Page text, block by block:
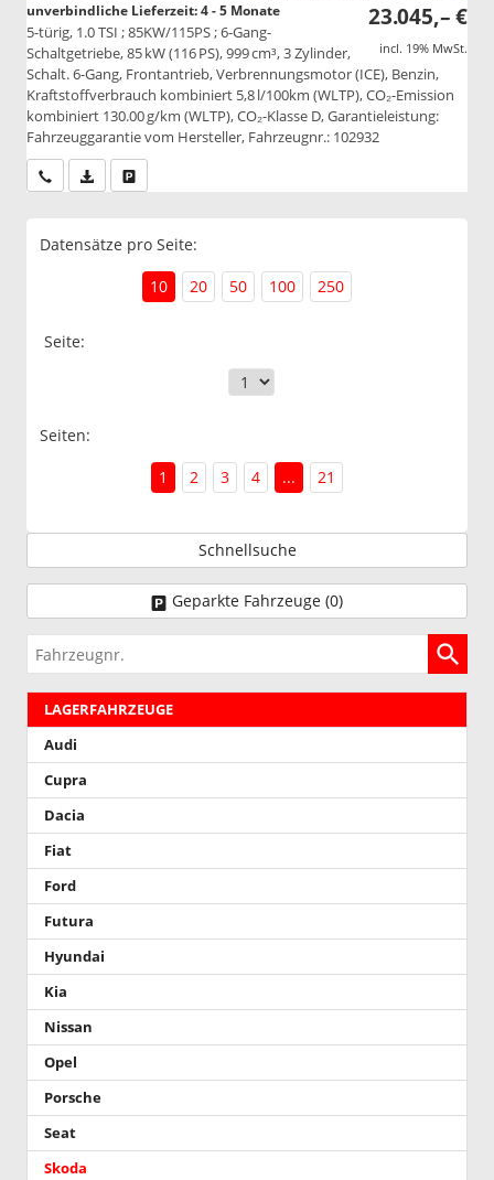
23.045,– €
incl. 19% MwSt.
unverbindliche Lieferzeit: 4 - 5 Monate
5-türig, 1.0 TSI ; 85KW/115PS ; 6-Gang-
Schaltgetriebe, 85 kW (116 PS), 999 cm³, 3 Zylinder,
Schalt. 6-Gang, Frontantrieb, Verbrennungsmotor (ICE), Benzin,
Kraftstoffverbrauch kombiniert 5,8 l/100km (WLTP), CO₂-Emission
kombiniert 130.00 g/km (WLTP), CO₂-Klasse D, Garantieleistung:
Fahrzeuggarantie vom Hersteller, Fahrzeugnr.: 102932
Wir rufen Sie anPDF-Datei, Fahrzeugexposé drucken
Datensätze pro Seite:
10
20 50 100 250
Seite:
Seiten:
1
2 3 4 ... 21
Schnellsuche
Geparkte Fahrzeuge (0)
Fahrzeugnr.
LAGERFAHRZEUGE
Audi
Cupra
Dacia
Fiat
Ford
Futura
Hyundai
Kia
Nissan
Opel
Porsche
Seat
Skoda